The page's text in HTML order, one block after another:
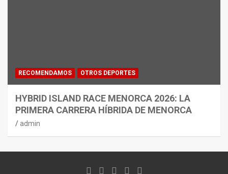
RECOMENDAMOS OTROS DEPORTES
HYBRID ISLAND RACE MENORCA 2026: LA
PRIMERA CARRERA HÍBRIDA DE MENORCA
admin